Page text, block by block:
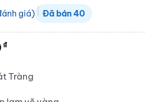
giá) Đã bán40
₫
Tràng